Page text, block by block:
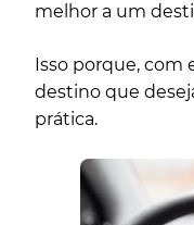
melhor a um
Isso porque, com
destino que
prática.